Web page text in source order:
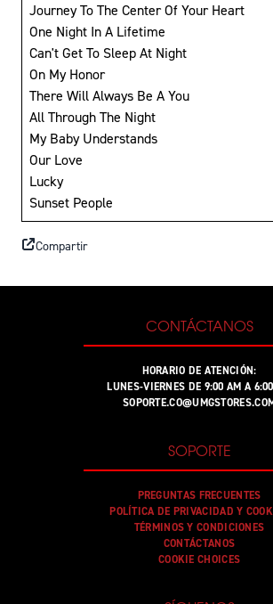
Journey To The Center Of Your Heart
One Night In A Lifetime
Can't Get To Sleep At Night
On My Honor
There Will Always Be A You
All Through The Night
My Baby Understands
Our Love
Lucky
Sunset People
Compartir
CONTÁCTANOS
HORARIO DE ATENCIÓN:
LUNES-VIERNES DE 9:00 AM A
SOPORTE
PREGUNTAS FRECUENTES
POLÍTICA DE PRIVACIDAD Y
TÉRMINOS Y CONDICIONES
CONTÁCTANOS
COOKIE CHOICES